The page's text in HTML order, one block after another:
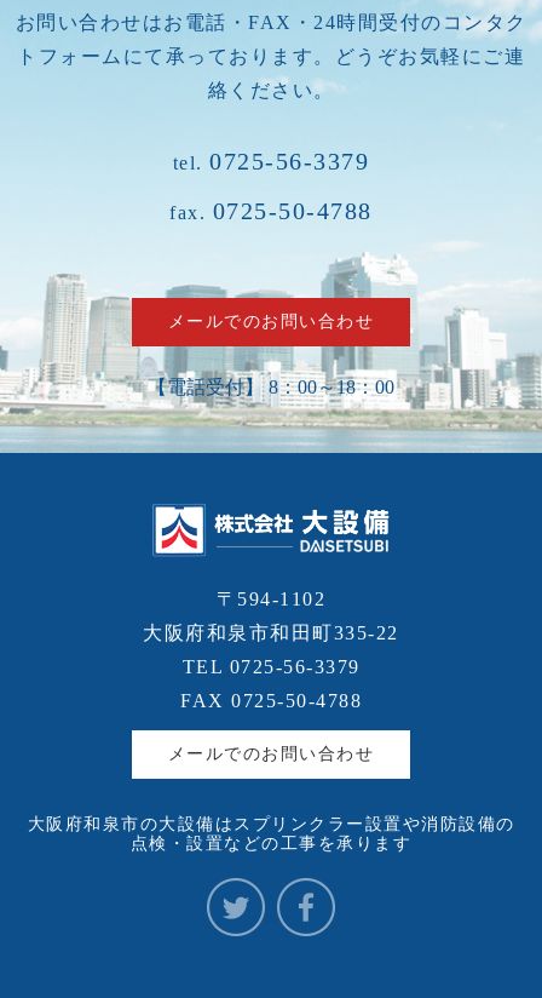
お問い合わせはお電話・FAX・24時間受付のコンタク
トフォームにて承っております。どうぞお気軽にご連
絡ください。
tel.0725-56-3379
fax. 0725-50-4788
メールでのお問い合わせ
【電話受付】 8：00～18：00
〒594-1102
大阪府和泉市和田町335-22
TEL 0725-56-3379
FAX 0725-50-4788
メールでのお問い合わせ
大阪府和泉市の大設備はスプリンクラー設置や消防設備の
点検・設置などの工事を承ります